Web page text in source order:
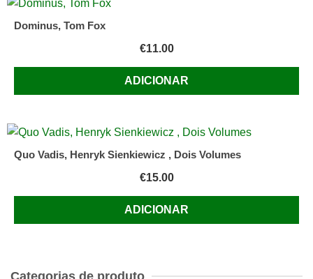
Dominus, Tom Fox
€11.00
ADICIONAR
Quo Vadis, Henryk Sienkiewicz , Dois Volumes
€15.00
ADICIONAR